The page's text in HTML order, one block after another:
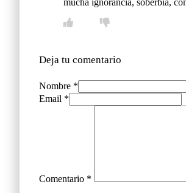
Deja tu comentario
Nombre *
Email *
Comentario *